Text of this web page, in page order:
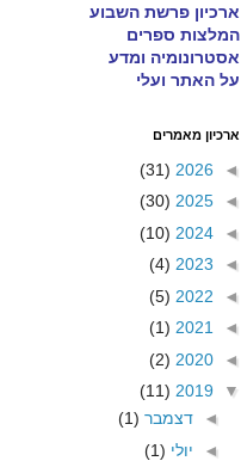
ארכיון פרשת השבוע
המלצות ספרים
אסטרונומיה ומדע
על האתר ועלי
ארכיון מאמרים
◄
2026
(31)
◄
2025
(30)
◄
2024
(10)
◄
2023
(4)
◄
2022
(5)
◄
2021
(1)
◄
2020
(2)
▼
2019
(11)
◄ דצמבר (1)
◄ יולי (1)